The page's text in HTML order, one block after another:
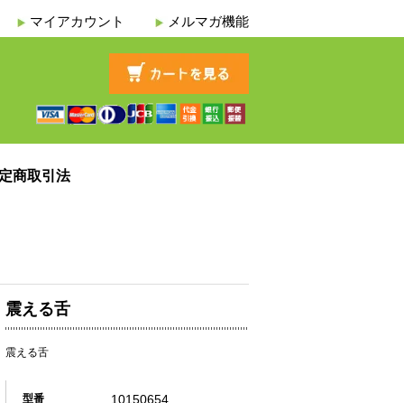
マイアカウント メルマガ機能
商取引法
震える舌
震える舌
型番 10150654